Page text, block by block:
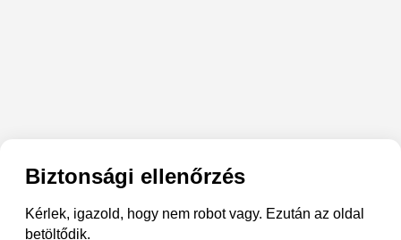
Biztonsági ellenőrzés
Kérlek, igazold, hogy nem robot vagy. Ezután az oldal
betöltődik.